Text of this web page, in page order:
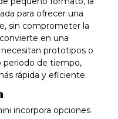
para ofrecer una
sin comprometer la
en una
prototipos o
periodo de tiempo,
rápida y eficiente.
incorpora opciones